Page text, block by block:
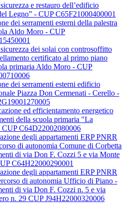
e restauro dell’edificio
Legno” - CUP C65F21000400001
dei serramenti esterni della palestra
Aldo Moro - CUP
dei solai con controsoffitto
certificato al primo piano
primaria Aldo Moro - CUP
dei serramenti esterni edificio
Piazza Don Cermenati - Cerello -
ed efficientamento energetico
della scuola primaria "La
C64D22002080006
degli appartamenti ERP PNRR
di autonomia Comune di Corbetta
di via Don F. Cozzi 5 e via Monte
C64H22000290001
degli appartamenti ERP PNRR
di autonomia Ufficio di Piano -
di via Don F. Cozzi n. 5 e via
n. 29 CUP J94H22000320006